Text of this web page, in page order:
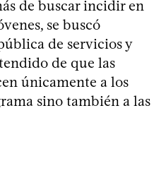
de buscar incidir en
se buscó
de servicios y
de que las
únicamente a los
sino también a las